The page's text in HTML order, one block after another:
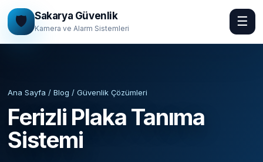
🛡️ Sakarya Güvenlik
Kamera ve Alarm Sistemleri ☰
Ana Sayfa / Blog / Güvenlik Çözümleri
Ferizli Plaka Tanıma
Sistemi